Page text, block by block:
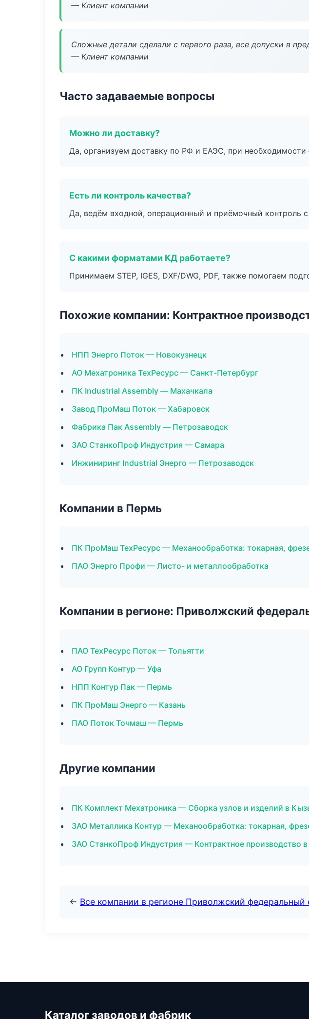
— Клиент компании
Сложные детали сделали с первого раза, все допуски в
— Клиент компании
Часто задаваемые вопросы
Можно ли доставку?
Да, организуем доставку по РФ и ЕАЭС, при необходимости
Есть ли контроль качества?
Да, ведём входной, операционный и приёмочный контроль
С какими форматами КД работаете?
Принимаем STEP, IGES, DXF/DWG, PDF, также помогаем
Похожие компании: Контрактное
НПП Энерго Поток — Новокузнецк
АО Мехатроника ТехРесурс — Санкт-Петербург
ПК Industrial Assembly — Махачкала
Завод ПроМаш Поток — Хабаровск
Фабрика Пак Assembly — Петрозаводск
ЗАО СтанкоПроф Индустрия — Самара
Инжиниринг Industrial Энерго — Петрозаводск
Компании в Пермь
ПК ПроМаш ТехРесурс — Механообработка: токарная,
ПАО Энерго Профи — Листо- и металлообработка
Компании в регионе: Приволжский
ПАО ТехРесурс Поток — Тольятти
АО Групп Контур — Уфа
НПП Контур Пак — Пермь
ПК ПроМаш Энерго — Казань
ПАО Поток Точмаш — Пермь
Другие компании
ПК Комплект Мехатроника — Сборка узлов и изделий в
ЗАО Металлика Контур — Механообработка: токарная,
ЗАО СтанкоПроф Индустрия — Контрактное производство
← Все компании в регионе Приволжский федеральный
Каталог заводов и фабрик